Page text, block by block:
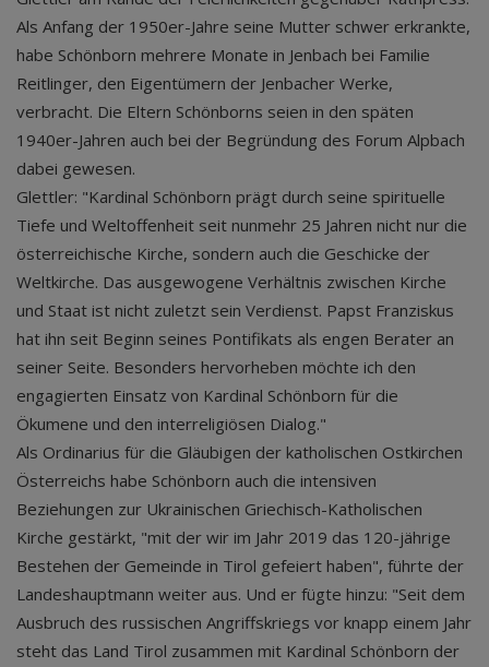
Als Anfang der 1950er-Jahre seine Mutter schwer erkrankte,
habe Schönborn mehrere Monate in Jenbach bei Familie
Reitlinger, den Eigentümern der Jenbacher Werke,
verbracht. Die Eltern Schönborns seien in den späten
1940er-Jahren auch bei der Begründung des Forum Alpbach
dabei gewesen.
Glettler: "Kardinal Schönborn prägt durch seine spirituelle
Tiefe und Weltoffenheit seit nunmehr 25 Jahren nicht nur die
österreichische Kirche, sondern auch die Geschicke der
Weltkirche. Das ausgewogene Verhältnis zwischen Kirche
und Staat ist nicht zuletzt sein Verdienst. Papst Franziskus
hat ihn seit Beginn seines Pontifikats als engen Berater an
seiner Seite. Besonders hervorheben möchte ich den
engagierten Einsatz von Kardinal Schönborn für die
Ökumene und den interreligiösen Dialog."
Als Ordinarius für die Gläubigen der katholischen Ostkirchen
Österreichs habe Schönborn auch die intensiven
Beziehungen zur Ukrainischen Griechisch-Katholischen
Kirche gestärkt, "mit der wir im Jahr 2019 das 120-jährige
Bestehen der Gemeinde in Tirol gefeiert haben", führte der
Landeshauptmann weiter aus. Und er fügte hinzu: "Seit dem
Ausbruch des russischen Angriffskriegs vor knapp einem Jahr
steht das Land Tirol zusammen mit Kardinal Schönborn der